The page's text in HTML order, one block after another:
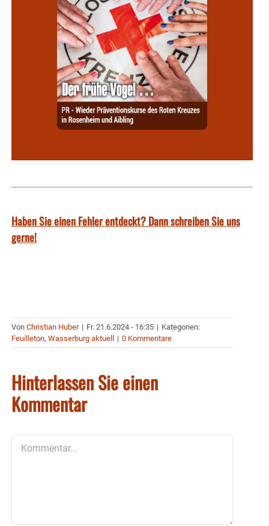
Haben Sie einen Fehler entdeckt? Dann schreiben Sie uns
gerne!
Von Christian Huber | Fr. 21.6.2024 - 16:35 | Kategorien:
Feuilleton, Wasserburg aktuell | 0 Kommentare
Hinterlassen Sie einen
Kommentar